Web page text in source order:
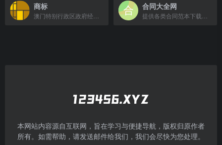
商标 合同大全网
本网站内容源自互联网，旨在学习与便捷导航，版权归原作者
所有。如需帮助，请发送邮件给我们，我们会尽快为您处理。